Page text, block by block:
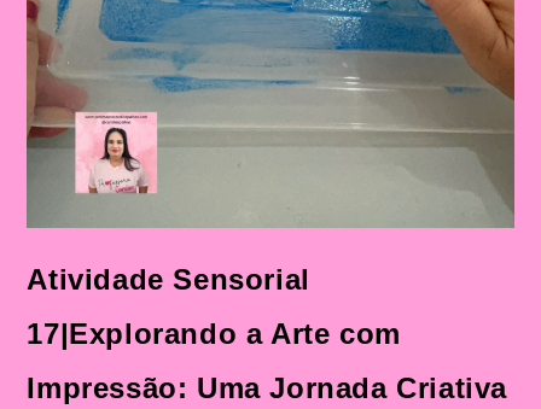
Atividade Sensorial
17|Explorando a Arte com
Impressão: Uma Jornada Criativa